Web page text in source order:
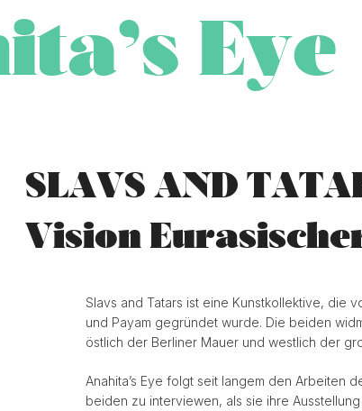
Eye
SLAVS AND
Vision
Slavs and Tatars ist eine Kunstkollektive, die
und Payam gegründet wurde. Die beiden
östlich der Berliner Mauer und westlich der
Anahita’s Eye folgt seit langem den Arbeiten
beiden zu interviewen, als sie ihre Ausstellung